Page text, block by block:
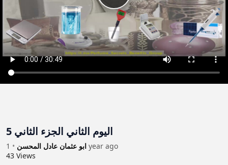
اليوم الثاني الجزء الثاني 5
ابو عثمان عادل المحسن •
1 year ago
43 Views